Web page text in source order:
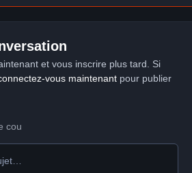
et vous inscrire plus tard. Si
vous maintenantpour publier